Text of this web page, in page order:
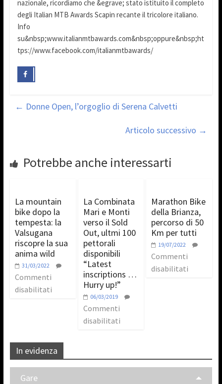
nazionale, ricordiamo che &egrave; stato istituito il completo
degli Italian MTB Awards Scapin recante il tricolore italiano.
Info
su&nbsp;www.italianmtbawards.com&nbsp;oppure&nbsp;ht
tps://www.facebook.com/italianmtbawards/
← Donne Open, l’orgoglio di Serena Calvetti
Articolo successivo →
Potrebbe anche interessarti
La mountain
bike dopo la
tempesta: la
Valsugana
riscopre la sua
anima wild
31/03/2022
Commenti
disabilitati
La Combinata
Mari e Monti
verso il Sold
Out, ultmi 100
pettorali
disponibili
“Latest
inscriptions …
Hurry up!”
06/03/2019
Commenti
disabilitati
Marathon Bike
della Brianza,
percorso di 50
Km per tutti
19/07/2022
Commenti
disabilitati
In evidenza
Gare